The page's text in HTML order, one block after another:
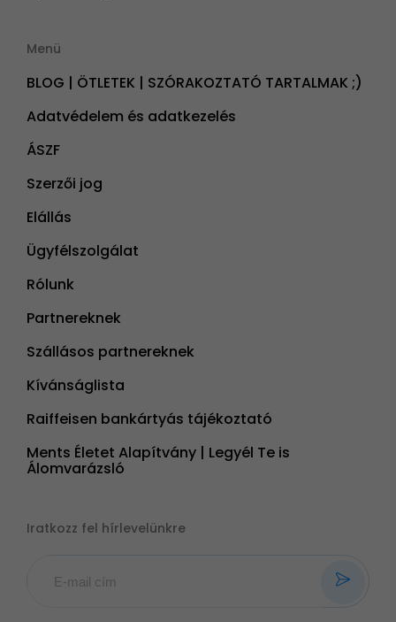
Menü
BLOG | ÖTLETEK | SZÓRAKOZTATÓ TARTALMAK ;)
Adatvédelem és adatkezelés
ÁSZF
Szerzői jog
Elállás
Ügyfélszolgálat
Rólunk
Partnereknek
Szállásos partnereknek
Kívánságlista
Raiffeisen bankártyás tájékoztató
Ments Életet Alapítvány | Legyél Te is
Álomvarázsló
Iratkozz fel hírlevelünkre